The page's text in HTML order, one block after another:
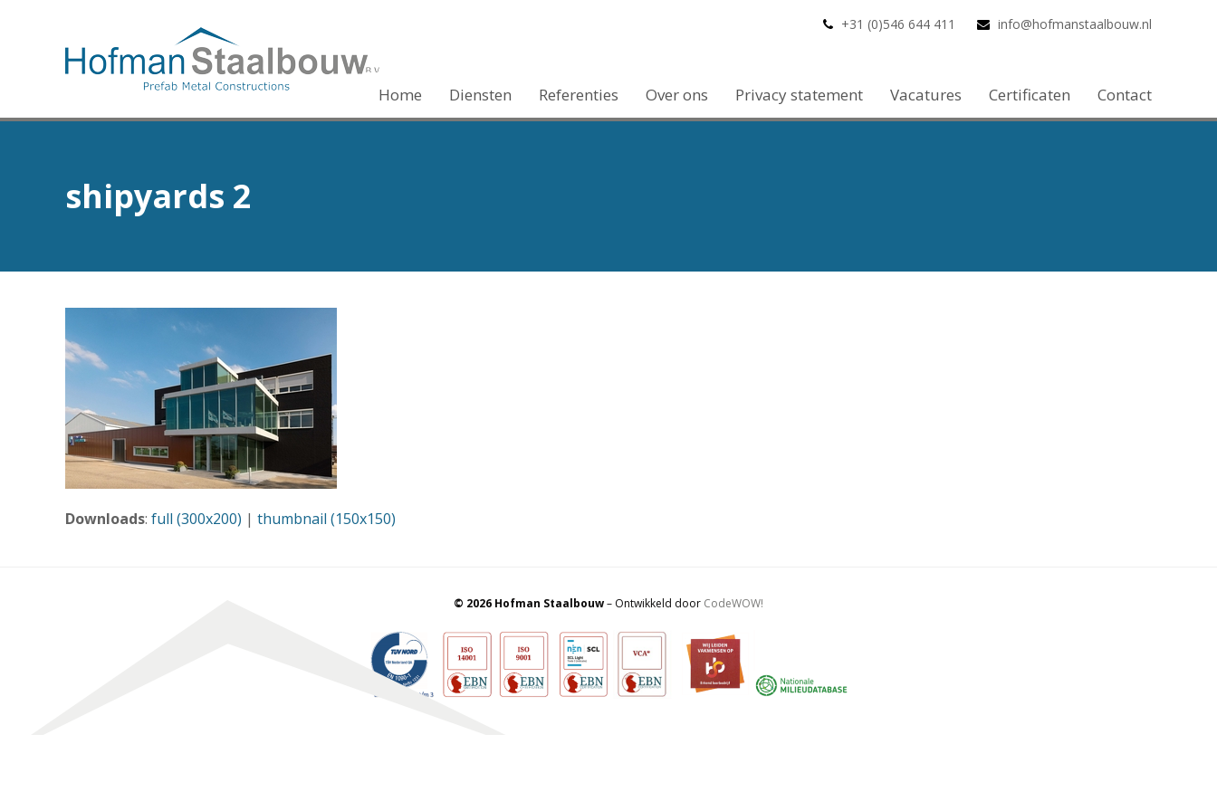
+31 (0)546 644 411 info@hofmanstaalbouw.nl
Home Diensten Referenties Over ons Privacy statement Vacatures Certificaten Contact
shipyards 2
Downloads: full (300x200) | thumbnail (150x150)
© 2026 Hofman Staalbouw– Ontwikkeld door CodeWOW!